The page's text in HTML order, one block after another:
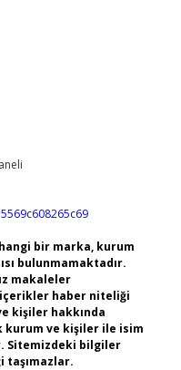
bir marka, kurum
bulunmamaktadır.
makaleler
içerikler haber niteliği
kişiler hakkında
kurum ve kişiler ile isim
Sitemizdeki bilgiler
taşımazlar.